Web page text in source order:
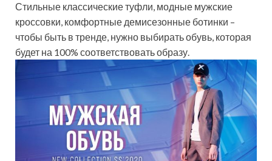
Стильные классические туфли, модные мужские
кроссовки, комфортные демисезонные ботинки –
чтобы быть в тренде, нужно выбирать обувь, которая
будет на 100% соответствовать образу.